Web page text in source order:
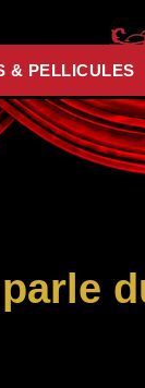
& PELLICULES